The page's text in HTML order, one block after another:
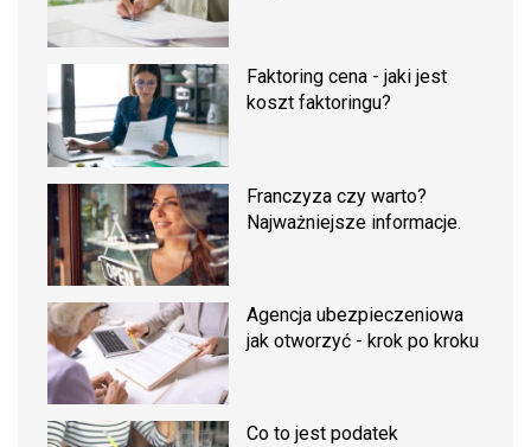
Faktoring cena - jaki jest
koszt faktoringu?
Franczyza czy warto?
Najważniejsze informacje.
Agencja ubezpieczeniowa
jak otworzyć - krok po kroku
Co to jest podatek